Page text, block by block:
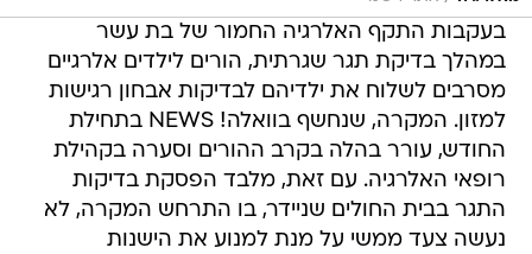
בעקבות התקף האלרגיה החמור של בת עשר
במהלך בדיקת תגר שגרתית, הורים לילדים אלרגיים
מסרבים לשלוח את ילדיהם לבדיקות אבחון רגישות
למזון. המקרה, שנחשף בוואלה! NEWS בתחילת
החודש, עורר בהלה בקרב ההורים וסערה בקהילת
רופאי האלרגיה. עם זאת, מלבד הפסקת בדיקות
התגר בבית החולים שניידר, בו התרחש המקרה, לא
נעשה צעד ממשי על מנת למנוע את הישנות